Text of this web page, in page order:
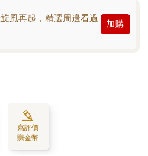
風再起，精選周邊看過
加購
寫評價
賺金幣